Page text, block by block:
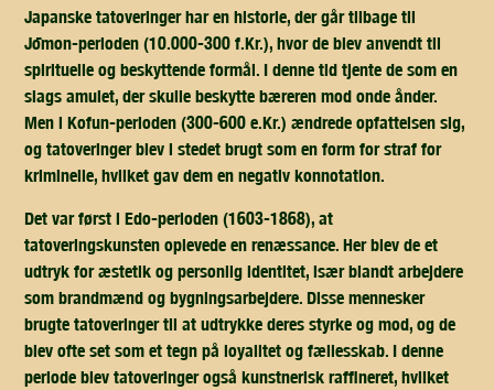
Japanske tatoveringer har en historie, der går tilbage til
Jōmon-perioden (10.000-300 f.Kr.), hvor de blev anvendt til
spirituelle og beskyttende formål. I denne tid tjente de som en
slags amulet, der skulle beskytte bæreren mod onde ånder.
Men i Kofun-perioden (300-600 e.Kr.) ændrede opfattelsen sig,
og tatoveringer blev i stedet brugt som en form for straf for
kriminelle, hvilket gav dem en negativ konnotation.
Det var først i Edo-perioden (1603-1868), at
tatoveringskunsten oplevede en renæssance. Her blev de et
udtryk for æstetik og personlig identitet, især blandt arbejdere
som brandmænd og bygningsarbejdere. Disse mennesker
brugte tatoveringer til at udtrykke deres styrke og mod, og de
blev ofte set som et tegn på loyalitet og fællesskab. I denne
periode blev tatoveringer også kunstnerisk raffineret, hvilket